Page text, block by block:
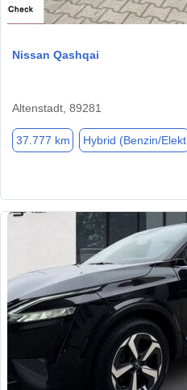
Nissan Qashqai
Altenstadt, 89281
37.777 km Hybrid (Benzin/Elekt